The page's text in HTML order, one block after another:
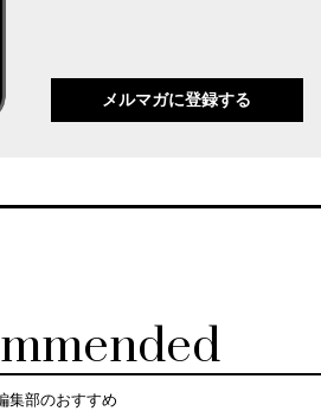
メルマガに登録する
集部のおすすめ